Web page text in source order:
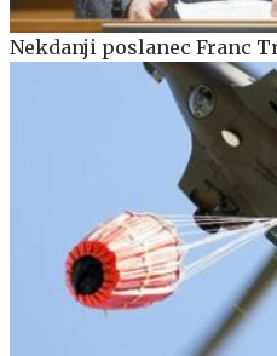
Nekdanji poslanec Franc